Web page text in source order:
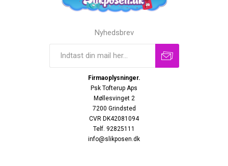
Nyhedsbrev
Firmaoplysninger.
Psk Tofterup Aps
Møllesvinget 2
7200 Grindsted
CVR DK42081094
Telf. 92825111
info@slikposen.dk